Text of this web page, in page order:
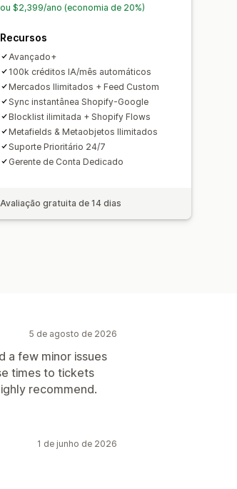
na sigla em
ou $2,399/ano (economia de 20%)
Recursos
Avançado+
100k créditos IA/mês automáticos
Mercados Ilimitados + Feed Custom
Sync instantânea Shopify-Google
Blocklist ilimitada + Shopify Flows
Metafields & Metaobjetos Ilimitados
Suporte Prioritário 24/7
Gerente de Conta Dedicado
Avaliação gratuita de 14 dias
5 de agosto de 2026
a few minor issues
times to tickets
recommend.
1 de junho de 2026